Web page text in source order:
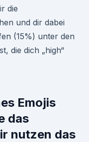
die
und dir dabei
(15%) unter den
die dich „high“
Emojis
das
nutzen das